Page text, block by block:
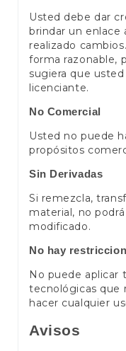
Usted debe dar
brindar un enlace
realizado
forma razonable,
sugiera que
licenciante.
No Comercial
Usted no puede
propósitos
Sin Derivadas
Si remezcla,
material, no
modificado.
No hay
No puede aplicar
tecnológicas que
hacer cualquier
Avisos